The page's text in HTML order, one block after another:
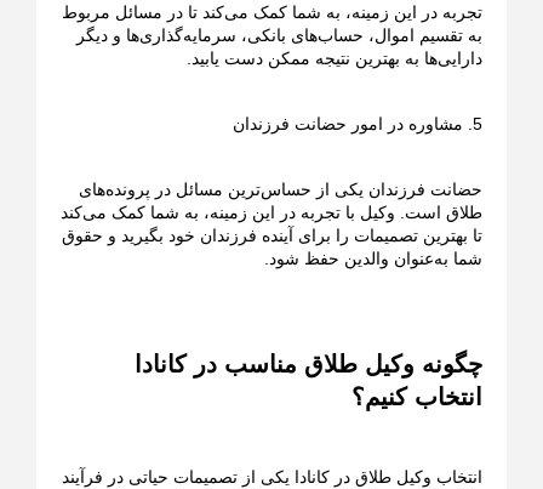
تجربه در این زمینه، به شما کمک می‌کند تا در مسائل مربوط
به تقسیم اموال، حساب‌های بانکی، سرمایه‌گذاری‌ها و دیگر
دارایی‌ها به بهترین نتیجه ممکن دست یابید.
5. مشاوره در امور حضانت فرزندان
حضانت فرزندان یکی از حساس‌ترین مسائل در پرونده‌های
طلاق است. وکیل با تجربه در این زمینه، به شما کمک می‌کند
تا بهترین تصمیمات را برای آینده فرزندان خود بگیرید و حقوق
شما به‌عنوان والدین حفظ شود.
چگونه وکیل طلاق مناسب در کانادا
انتخاب کنیم؟
انتخاب وکیل طلاق در کانادا یکی از تصمیمات حیاتی در فرآیند